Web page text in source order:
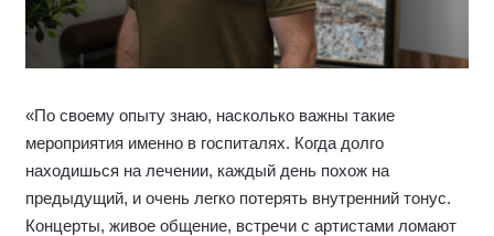
«По своему опыту знаю, насколько важны такие
мероприятия именно в госпиталях. Когда долго
находишься на лечении, каждый день похож на
предыдущий, и очень легко потерять внутренний тонус.
Концерты, живое общение, встречи с артистами ломают